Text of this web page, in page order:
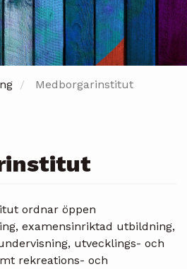
Medborgarinstitut
ordnar öppen
examensinriktad utbildning,
utvecklings- och
rekreations- och